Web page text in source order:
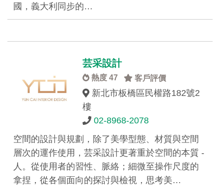
國，義大利同步的…
芸采設計
熱度 47 客戶評價
新北市板橋區民權路182號2
樓
02-8968-2078
空間的設計與規劃，除了美學型態、材質與空間
層次的運作使用，芸采設計更著重於空間的本質 -
人。從使用者的習性、脈絡；細微至操作尺度的
拿捏，從各個面向的探討與檢視，思考美…